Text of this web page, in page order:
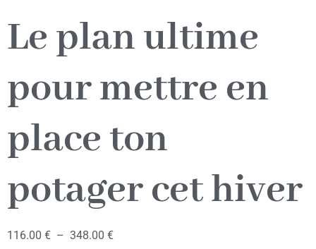
Le plan ultime
pour mettre en
place ton
potager cet hiver
116.00 € – 348.00 €